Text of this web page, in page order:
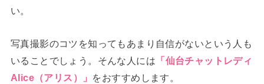
い。
写真撮影のコツを知ってもあまり自信がないという人も
いることでしょう。そんな人には 「仙台チャットレディ
Alice（アリス）」 をおすすめします。